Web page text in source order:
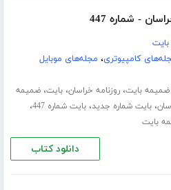
- شماره 447
کامپیوتری، مجله‌های موبایل
ضمیمه بایت،روزنامه خراسان،بایت،ضمیمه
،بایت شماره جدید،بایت شماره 447 ،
بایت
دانلود کتاب